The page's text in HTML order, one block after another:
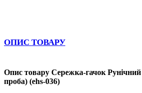
ОПИС ТОВАРУ
Опис товару Сережка-гачок Рунічний
проба) (ehs-036)